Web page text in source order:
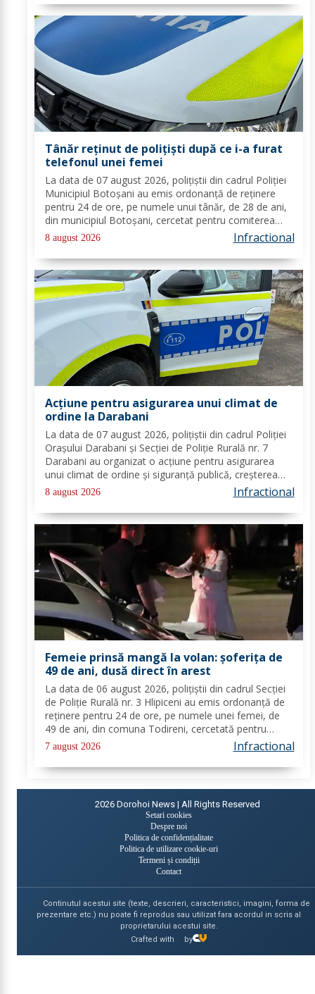
Tânăr reținut de polițiști după ce i-a furat
telefonul unei femei
La data de 07 august 2026, polițiștii din cadrul Poliției
Municipiul Botoșani au emis ordonanță de reținere
pentru 24 de ore, pe numele unui tânăr, de 28 de ani,
din municipiul Botoșani, cercetat pentru comiterea
infracțiunii de furt. În urma probatoriului administrat,
s-a stabilit faptul că, în...
8 august 2026 Infractional
Acțiune pentru asigurarea unui climat de
ordine la Darabani
La data de 07 august 2026, polițiștii din cadrul Poliției
Orașului Darabani și Secției de Poliție Rurală nr. 7
Darabani au organizat o acțiune pentru asigurarea
unui climat de ordine și siguranță publică, creșterea
gradului de siguranță rutieră și combaterea faptelor
antisociale, în localitatea...
8 august 2026 Infractional
Femeie prinsă mangă la volan: șoferița de
49 de ani, dusă direct în arest
La data de 06 august 2026, polițiștii din cadrul Secției
de Poliție Rurală nr. 3 Hlipiceni au emis ordonanță de
reținere pentru 24 de ore, pe numele unei femei, de
49 de ani, din comuna Todireni, cercetată pentru
comiterea infracțiunii de conducerea unui vehicul sub
influența alcoolului. În urma...
7 august 2026 Infractional
2026 Dorohoi News | All Rights Reserved
Setari cookies
Despre noi
Politica de confidențialitate
Politica de utilizare cookie-uri
Termeni și condiții
Contact
Continutul acestui site (texte, descrieri, caracteristici, imagini, forma de
prezentare etc.) nu poate fi reprodus sau utilizat fara acordul in scris al
proprietarului acestui site.
Crafted with
by